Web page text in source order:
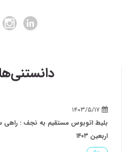
اتوبوس مستقیم به نجف : راهی ساده
۱۴۰۳